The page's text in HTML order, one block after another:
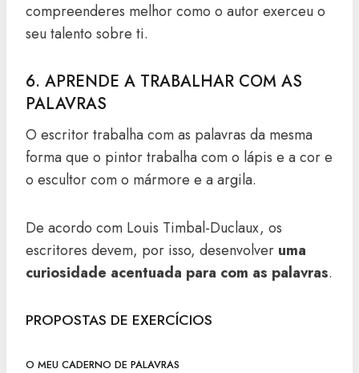
compreenderes melhor como o autor exerceu o
seu talento sobre ti.
6. APRENDE A TRABALHAR COM AS
PALAVRAS
O escritor trabalha com as palavras da mesma
forma que o pintor trabalha com o lápis e a cor e
o escultor com o mármore e a argila.
De acordo com Louis Timbal-Duclaux, os
escritores devem, por isso, desenvolver uma
curiosidade acentuada para com as palavras.
PROPOSTAS DE EXERCÍCIOS
O MEU CADERNO DE PALAVRAS